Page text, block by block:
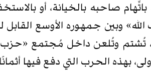
صاحبه بالخيانة، أو
وبين جمهوره الأوسع القابل
تُشتم وتُلعن داخل مُجتمع «حزب
بهذه الحرب التي دفع فيها